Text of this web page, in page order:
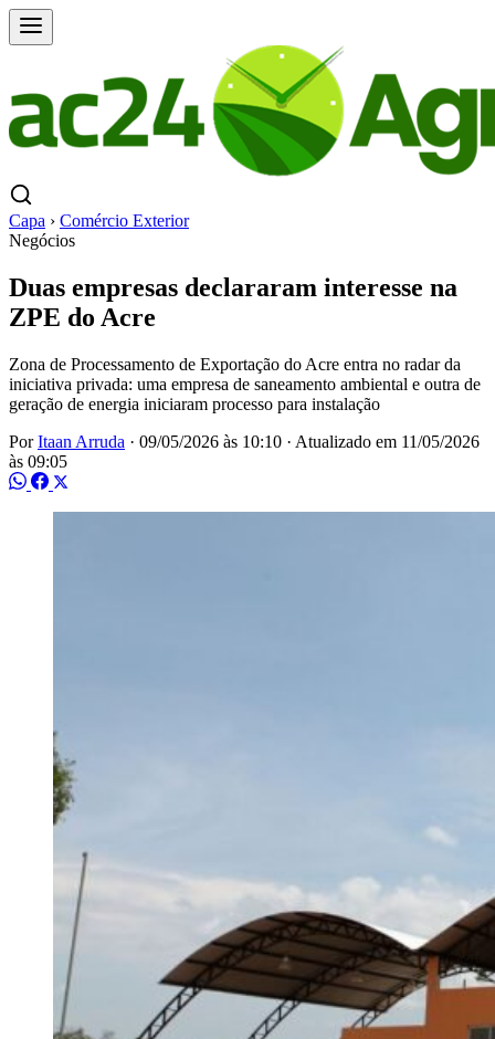
Capa › Comércio Exterior
Negócios
Duas empresas declararam interesse na
ZPE do Acre
Zona de Processamento de Exportação do Acre entra no radar da
iniciativa privada: uma empresa de saneamento ambiental e outra de
geração de energia iniciaram processo para instalação
PorItaan Arruda · 09/05/2026 às 10:10 · Atualizado em 11/05/2026
às 09:05